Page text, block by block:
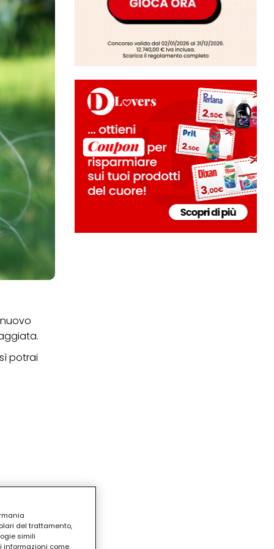
potrai
del trattamento,
simili
informazioni come